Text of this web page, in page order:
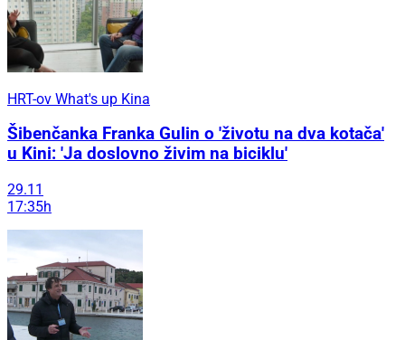
HRT-ov What's up Kina
Šibenčanka Franka Gulin o 'životu na dva kotača'
u Kini: 'Ja doslovno živim na biciklu'
29.11
17:35h